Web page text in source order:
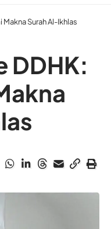
Surah Al-Ikhlas
DDHK: